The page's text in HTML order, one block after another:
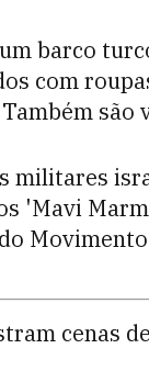
barco
com
militares
'Mavi
cenas